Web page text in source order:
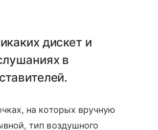
дискет и
в
на которых вручную
тип воздушного